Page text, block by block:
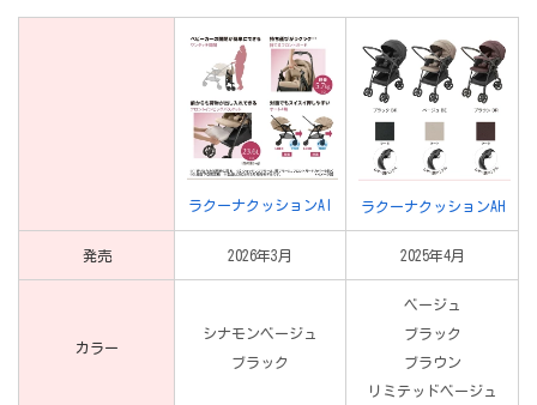
ラクーナクッションAI ラクーナクッションAH
発売 2026年3月 2025年4月
カラー
シナモンベージュ
ブラック
ベージュ
ブラック
ブラウン
リミテッドベージュ